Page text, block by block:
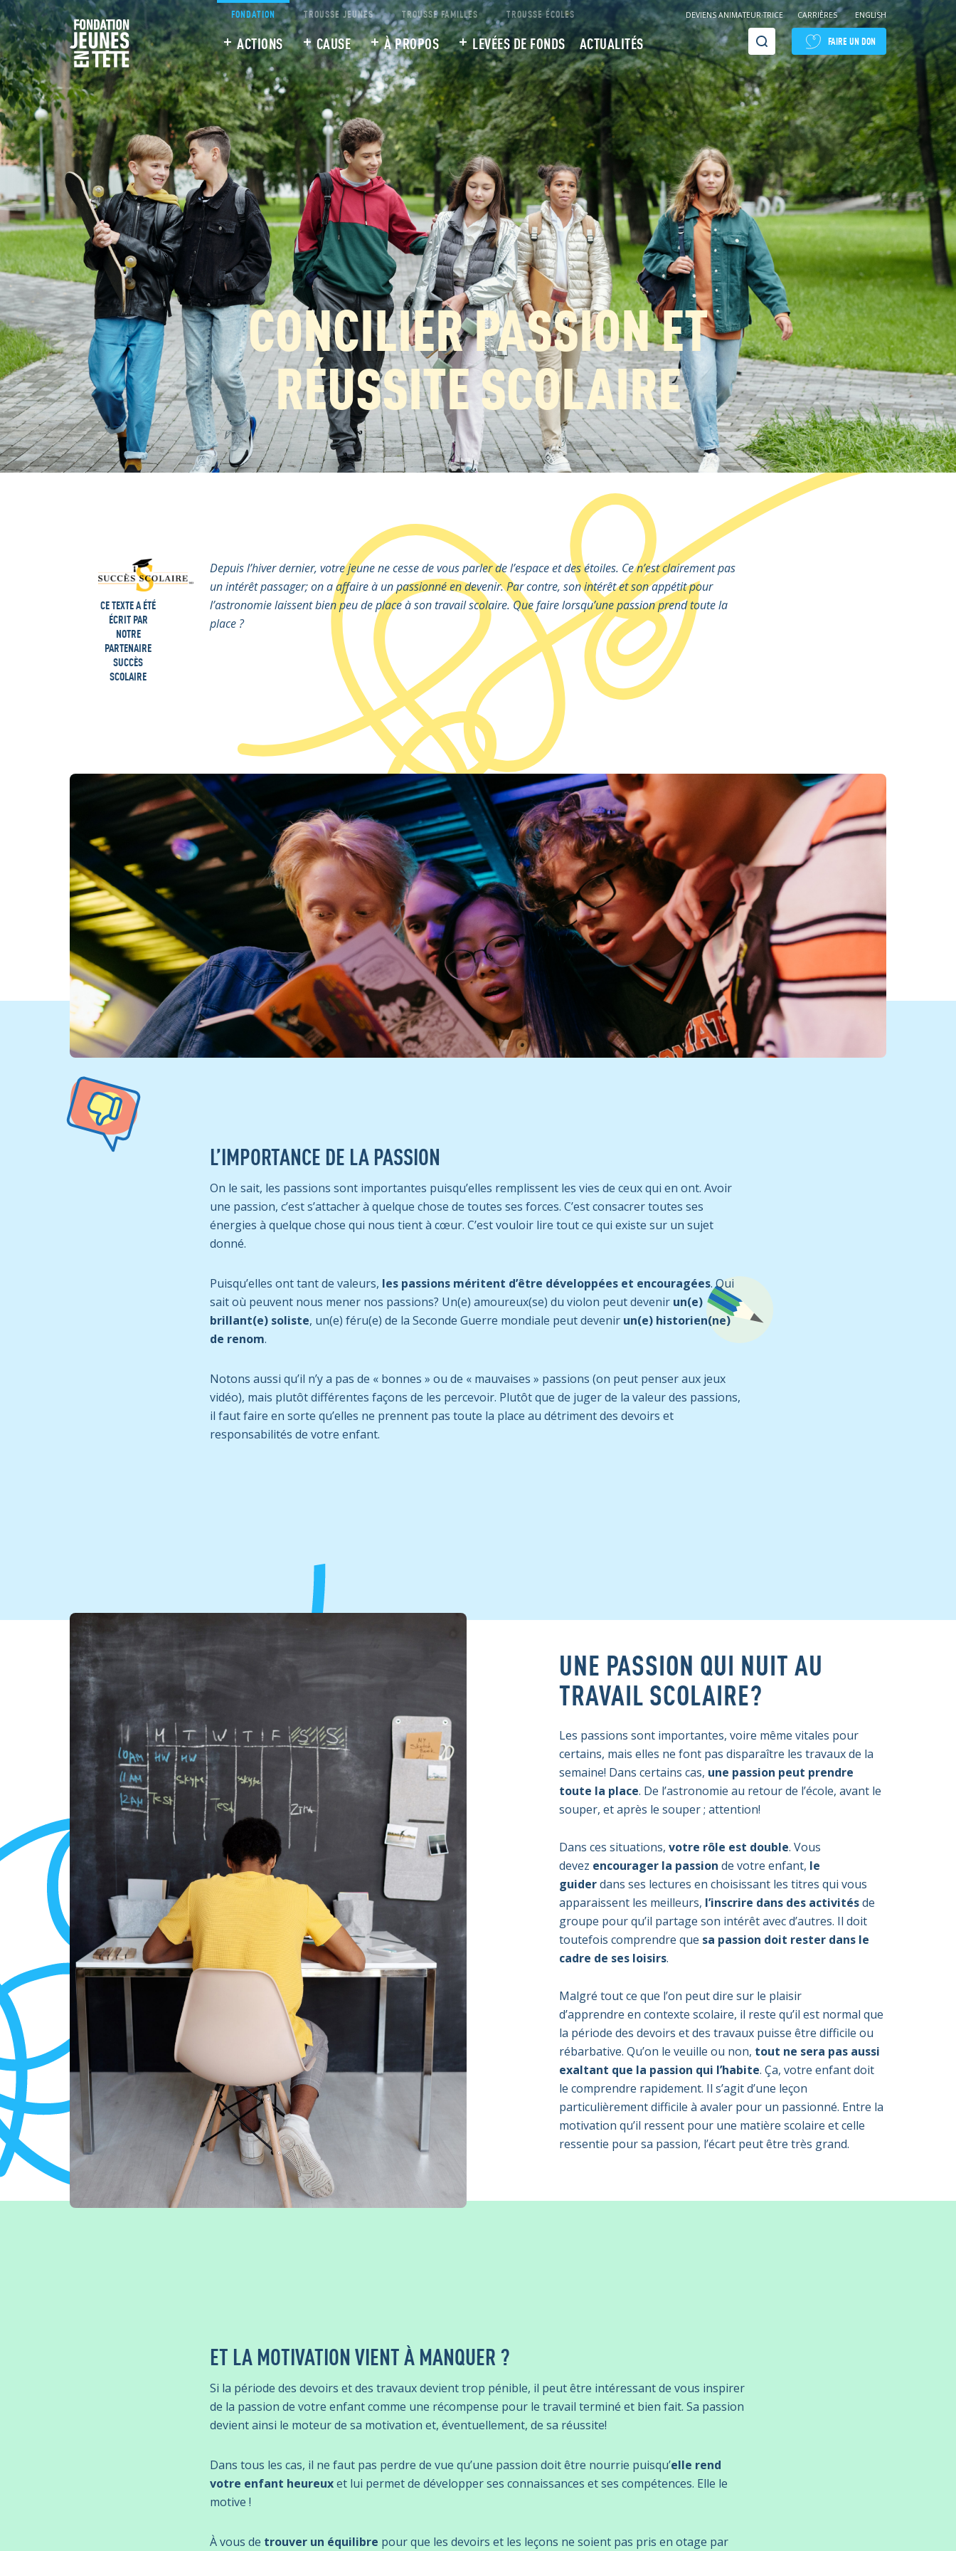
FONDATION TROUSSE JEUNES TROUSSE FAMILLES TROUSSE ÉCOLES
ACTIONS CAUSE À PROPOS LEVÉES DE FONDS ACTUALITÉS
DEVIENS ANIMATEUR·TRICE CARRIÈRES ENGLISH
Recherche FAIRE UN DON
CONCILIER PASSION ET
RÉUSSITE SCOLAIRE
CE TEXTE A ÉTÉ
ÉCRIT PAR
NOTRE
PARTENAIRE
SUCCÈS
SCOLAIRE
Depuis l’hiver dernier, votre jeune ne cesse de vous parler de l’espace et des étoiles. Ce n’est clairement pas
un intérêt passager; on a affaire à un passionné en devenir. Par contre, son intérêt et son appétit pour
l’astronomie laissent bien peu de place à son travail scolaire. Que faire lorsqu’une passion prend toute la
place ?
L’IMPORTANCE DE LA PASSION
On le sait, les passions sont importantes puisqu’elles remplissent les vies de ceux qui en ont. Avoir
une passion, c’est s’attacher à quelque chose de toutes ses forces. C’est consacrer toutes ses
énergies à quelque chose qui nous tient à cœur. C’est vouloir lire tout ce qui existe sur un sujet
donné.
Puisqu’elles ont tant de valeurs, les passions méritent d’être développées et encouragées. Qui
sait où peuvent nous mener nos passions? Un(e) amoureux(se) du violon peut devenir un(e)
brillant(e) soliste, un(e) féru(e) de la Seconde Guerre mondiale peut devenir un(e) historien(ne)
de renom.
Notons aussi qu’il n’y a pas de « bonnes » ou de « mauvaises » passions (on peut penser aux jeux
vidéo), mais plutôt différentes façons de les percevoir. Plutôt que de juger de la valeur des passions,
il faut faire en sorte qu’elles ne prennent pas toute la place au détriment des devoirs et
responsabilités de votre enfant.
UNE PASSION QUI NUIT AU
TRAVAIL SCOLAIRE?
Les passions sont importantes, voire même vitales pour
certains, mais elles ne font pas disparaître les travaux de la
semaine! Dans certains cas, une passion peut prendre
toute la place. De l’astronomie au retour de l’école, avant le
souper, et après le souper ; attention!
Dans ces situations,votre rôle est double. Vous
devez encourager la passion de votre enfant, le
guiderdans ses lectures en choisissant les titres qui vous
apparaissent les meilleurs, l’inscrire dans des activitésde
groupe pour qu’il partage son intérêt avec d’autres. Il doit
toutefois comprendre que sa passion doit rester dans le
cadre de ses loisirs.
Malgré tout ce que l’on peut dire sur le plaisir
d’apprendre en contexte scolaire, il reste qu’il est normal que
la période des devoirs et des travaux puisse être difficile ou
rébarbative. Qu’on le veuille ou non, tout ne sera pas aussi
exaltant que la passion qui l’habite. Ça, votre enfant doit
le comprendre rapidement. Il s’agit d’une leçon
particulièrement difficile à avaler pour un passionné. Entre la
motivation qu’il ressent pour une matière scolaire et celle
ressentie pour sa passion, l’écart peut être très grand.
ET LA MOTIVATION VIENT À MANQUER ?
Si la période des devoirs et des travaux devient trop pénible, il peut être intéressant de vous inspirer
de la passion de votre enfant comme une récompense pour le travail terminé et bien fait. Sa passion
devient ainsi le moteur de sa motivation et, éventuellement, de sa réussite!
Dans tous les cas, il ne faut pas perdre de vue qu’une passion doit être nourrie puisqu’elle rend
votre enfant heureuxet lui permet de développer ses connaissances et ses compétences. Elle le
motive !
À vous de trouver un équilibre pour que les devoirs et les leçons ne soient pas pris en otage par